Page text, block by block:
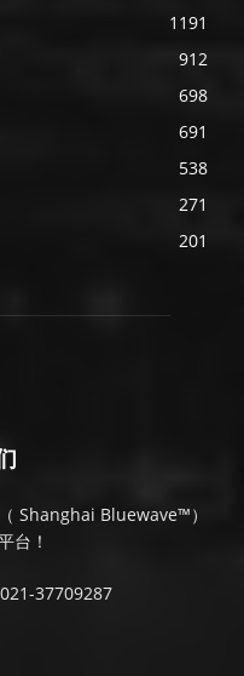
1191
912
698
691
538
271
201
Shanghai Bluewave™）
台！
37709287